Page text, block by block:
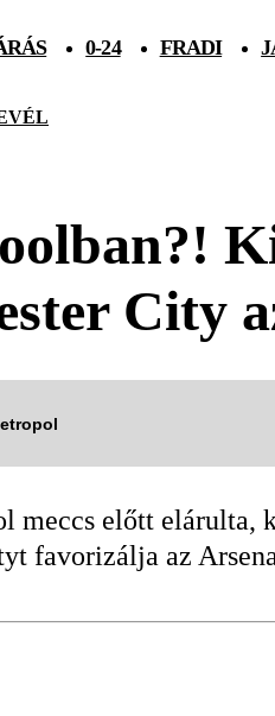
0-24 FRADI
City
meccs előtt
favorizálja az